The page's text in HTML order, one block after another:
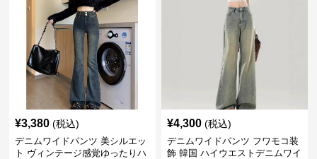
¥3,380 (税込)
デニムワイドパンツ 美シルエッ
ト ヴィンテージ感覚ゆったりハ
¥4,300 (税込)
デニムワイドパンツ フワモコ装
飾 韓国 ハイウエストデニムワイ